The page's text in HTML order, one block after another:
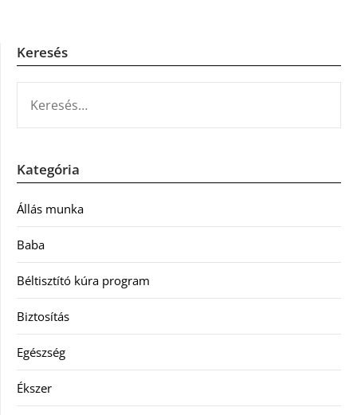
Keresés
Kategória
Állás munka
Baba
Béltisztító kúra program
Biztosítás
Egészség
Ékszer